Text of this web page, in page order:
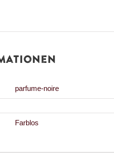
Menge
parfume-noire
Farblos